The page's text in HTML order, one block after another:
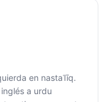
en nastaʿlīq.
a urdu